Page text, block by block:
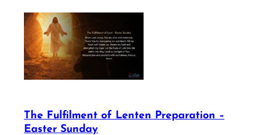
The Fulfilment of Lenten Preparation –
Easter Sunday